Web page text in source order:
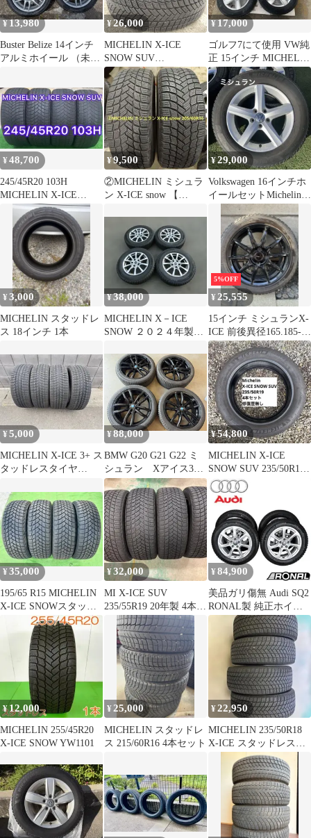
¥13,980
Buster Belize 14インチ
アルミホイール （未装
¥26,000
MICHELIN X-ICE
SNOW SUV
265/65R17(2本24年)
¥17,000
ゴルフ7にて使用 VW純
正 15インチ MICHELIN
4本セット
¥48,700
245/45R20 103H
MICHELIN X-ICE
SNOW SUV
¥9,500
②MICHELIN ミシュラ
ン X-ICE snow 【
¥29,000
Volkswagen 16インチホ
イールセットMichelin
X-Ice 3+
¥3,000
MICHELIN スタッドレ
ス 18インチ 1本
¥38,000
MICHELIN X－ICE
SNOW ２０２４年製造
5%OFF
¥ 25,555
15インチ ミシュランX-
ICE 前後異径165.185-
55/15
¥5,000
MICHELIN X-ICE 3+ ス
タッドレスタイヤ
¥88,000
BMW G20 G21 G22 ミ
シュラン Xアイス3
＋ 18インチ 4本セッ
ト
¥54,800
MICHELIN X-ICE
SNOW SUV 235/50R19
スタッドレス
¥35,000
195/65 R15 MICHELIN
X-ICE SNOWスタッド
レスタイヤ
¥32,000
MI X-ICE SUV
235/55R19 20年製 4本セ
ットハリアー
¥ 84,900
美品ガリ傷無 Audi SQ2
RONAL製 純正ホイー
ル ミシュランX-ICE
¥ 12,000
MICHELIN 255/45R20
X-ICE SNOW YW1101
¥ 25,000
MICHELIN スタッドレ
ス 215/60R16 4本セット
¥22,950
MICHELIN 235/50R18
X-ICE スタッドレスタ